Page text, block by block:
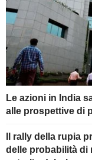
Le azioni in India
alle prospettive di
Il rally della rupia
delle probabilità di